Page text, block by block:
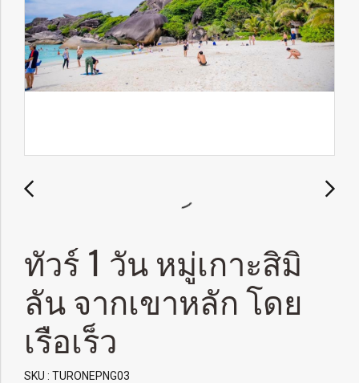
ทัวร์ 1 วัน หมู่เกาะสิมิ
ลัน จากเขาหลัก โดย
เรือเร็ว
SKU : TURONEPNG03